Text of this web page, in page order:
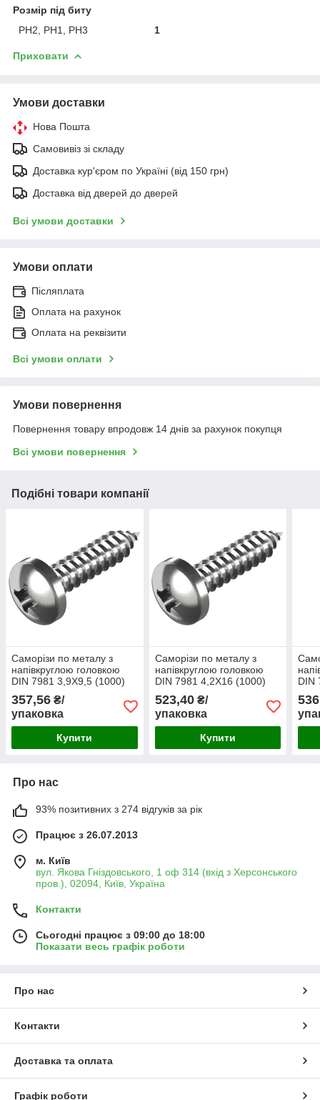
Розмір під биту
PH2, PH1, PH3
1
Приховати
Умови доставки
Нова Пошта
Самовивіз зі складу
Доставка кур'єром по Україні (від 150 грн)
Доставка від дверей до дверей
Всі умови доставки
Умови оплати
Післяплата
Оплата на рахунок
Оплата на реквізити
Всі умови оплати
Умови повернення
Повернення товару впродовж 14 днів за рахунок покупця
Всі умови повернення
Подібні товари компанії
Саморізи по металу з
напівкруглою головкою
DIN 7981 3,9Х9,5 (1000)
357,56 ₴/
упаковка
Купити
Саморізи по металу з
напівкруглою головкою
DIN 7981 4,2Х16 (1000)
523,40₴/
упаковка
Купити
DIN
Про нас
93% позитивних з 274 відгуків за рік
Працює з 26.07.2013
м. Київ
вул. Якова Гніздовського, 1 оф 314 (вхід з Херсонського
пров.), 02094, Київ, Україна
Контакти
Сьогодні працює з 09:00 до 18:00
Показати весь графік роботи
Про нас
Контакти
Доставка та оплата
Графік роботи